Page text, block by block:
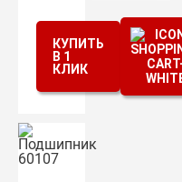
КУПИТЬ
В 1
КЛИК